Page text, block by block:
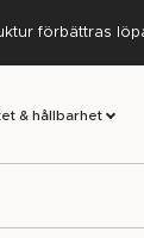
förbättras
& hållbarhet